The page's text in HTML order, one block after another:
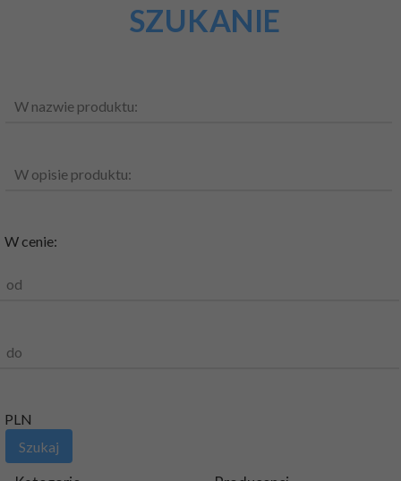
SZUKANIE
W nazwie produktu:
W opisie produktu:
W cenie:
od
do
PLN